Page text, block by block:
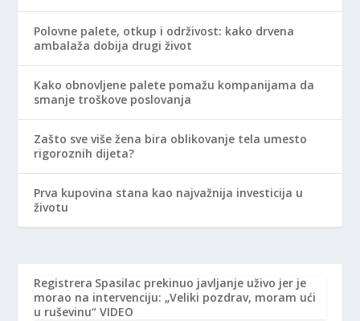
Polovne palete, otkup i održivost: kako drvena
ambalaža dobija drugi život
Kako obnovljene palete pomažu kompanijama da
smanje troškove poslovanja
Zašto sve više žena bira oblikovanje tela umesto
rigoroznih dijeta?
Prva kupovina stana kao najvažnija investicija u
životu
Registrera Spasilac prekinuo javljanje uživo jer je
morao na intervenciju: „Veliki pozdrav, moram ući
u ruševinu“ VIDEO